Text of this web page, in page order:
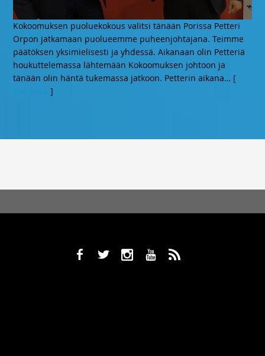
Kokoomuksen puoluekokous valitsi tänään Porissa Petteri
Orpon jatkamaan puolueemme puheenjohtajana. Teimme
päätöksen yksimielisesti ja yhdessä. Aikanaan olin Petteriä
houkuttelemassa lähtemään Kokoomuksen johtoon ja
tänään olin häntä tukemassa jatkoon. Petterin aikana… [
]
b a x r ,